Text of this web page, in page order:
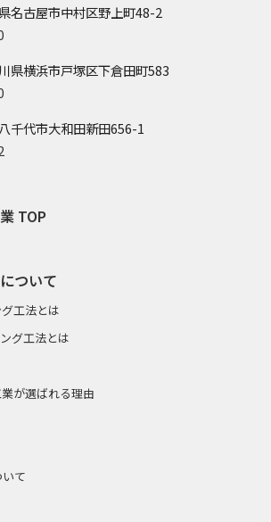
名古屋市中村区野上町48-2
県横浜市戸塚区下倉田町583
千代市大和田新田656-1
TOP
ついて
工法とは
グ工法とは
が選ばれる理由
て